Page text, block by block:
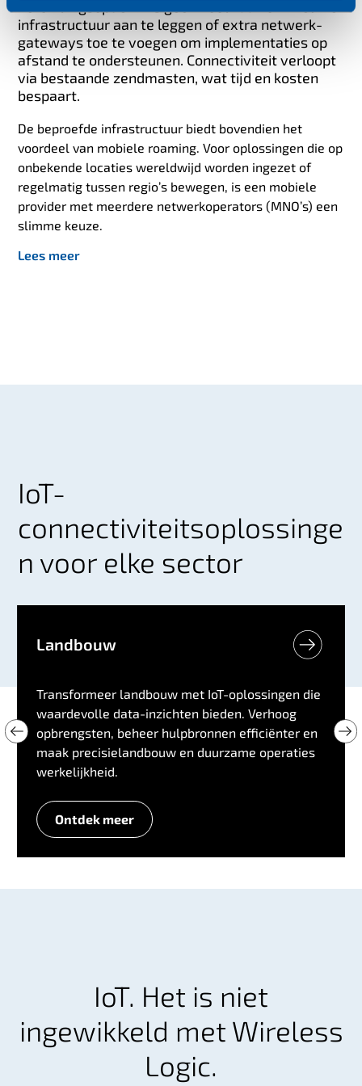
verbindingsoptie. Er is geen noodzaak om nieuwe
infrastructuur aan te leggen of extra netwerk-
gateways toe te voegen om implementaties op
afstand te ondersteunen. Connectiviteit verloopt
via bestaande zendmasten, wat tijd en kosten
bespaart.
De beproefde infrastructuur biedt bovendien het
voordeel van mobiele roaming. Voor oplossingen die op
onbekende locaties wereldwijd worden ingezet of
regelmatig tussen regio’s bewegen, is een mobiele
provider met meerdere netwerkoperators (MNO’s) een
slimme keuze.
Lees meer
IoT-
connectiviteitsoplossinge
n voor elke sector
Landbouw
Transformeer landbouw met IoT-oplossingen die
waardevolle data-inzichten bieden. Verhoog
opbrengsten, beheer hulpbronnen efficiënter en
maak precisielandbouw en duurzame operaties
werkelijkheid.
Ontdek meer
L
d
IoT. Het is niet
ingewikkeld met Wireless
Logic.